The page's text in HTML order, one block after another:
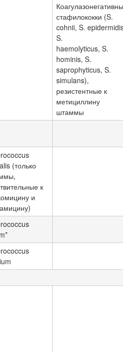
стафилококки (S.
cohnii, S.
S.
haemolyticus, S.
hominis, S.
saprophyticus, S.
simulans),
резистентные к
метициллину
штаммы
(только
к
и